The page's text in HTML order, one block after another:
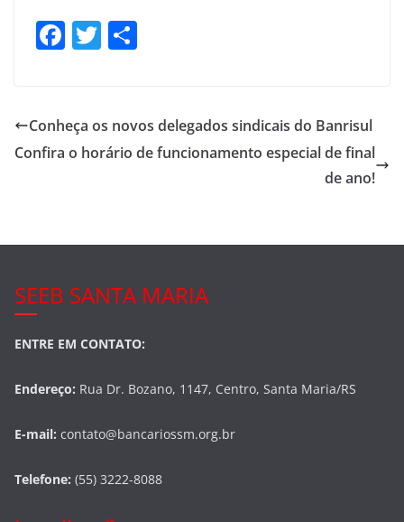
F
e
b
k
T
er e
Conheça os novos delegados sindicais do Banrisul
Confira o horário de funcionamento especial de final
de ano!
SEEB SANTA MARIA
ENTRE EM CONTATO:
Endereço: Rua Dr. Bozano, 1147, Centro, Santa Maria/RS
E-mail: contato@bancariossm.org.br
Telefone: (55) 3222-8088